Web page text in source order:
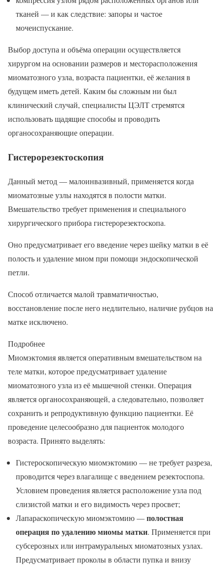
тканей — и как следствие: запоры и частое
мочеиспускание.
Выбор доступа и объёма операции осуществляется
хирургом на основании размеров и месторасположения
миоматозного узла, возраста пациентки, её желания в
будущем иметь детей. Каким бы сложным ни был
клинический случай, специалисты ЦЭЛТ стремятся
использовать щадящие способы и проводить
органосохраняющие операции.
Гистерорезектоскопия
Данный метод — малоинвазивный, применяется когда
миоматозные узлы находятся в полости матки.
Вмешательство требует применения и специального
хирургического прибора гистерорезектоскопа.
Оно предусматривает его введение через шейку матки в её
полость и удаление миом при помощи эндоскопической
петли.
Способ отличается малой травматичностью,
восстановление после него недлительно, наличие рубцов на
матке исключено.
Подробнее
Миомэктомия является оперативным вмешательством на
теле матки, которое предусматривает удаление
миоматозного узла из её мышечной стенки. Операция
является органосохраняющей, а следовательно, позволяет
сохранить и репродуктивную функцию пациентки. Её
проведение целесообразно для пациенток молодого
возраста. Принято выделять:
Гистероскопическую миомэктомию — не требует разреза,
проводится через влагалище с введением резектоспопа.
Условием проведения является расположение узла под
слизистой матки и его видимость через просвет;
Лапараскопическую миомэктомию —полостная
операция по удалению миомы матки. Применяется при
субсерозных или интрамуральных миоматозных узлах.
Предусматривает проколы в области пупка и внизу